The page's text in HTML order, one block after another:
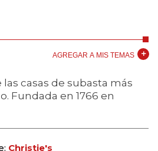
AGREGAR A MIS TEMAS
casas de subasta más
Fundada en 1766 en
Christie's